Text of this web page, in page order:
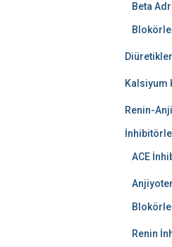
Beta
Diüretikler
Kalsiyum
Renin-
ACE
Renin